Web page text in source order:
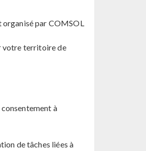
organisé par COMSOL
votre territoire de
à
de tâches liées à